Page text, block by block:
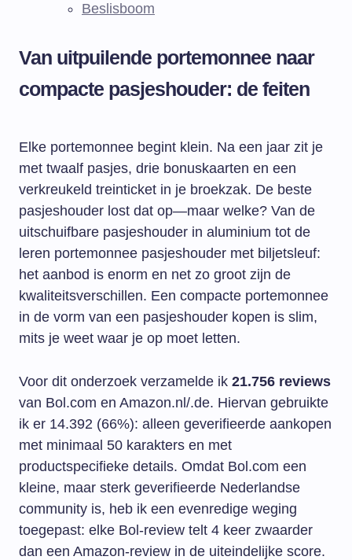
Beslisboom
Van uitpuilende portemonnee naar
compacte pasjeshouder: de feiten
Elke portemonnee begint klein. Na een jaar zit je
met twaalf pasjes, drie bonuskaarten en een
verkreukeld treinticket in je broekzak. De beste
pasjeshouder lost dat op—maar welke? Van de
uitschuifbare pasjeshouder in aluminium tot de
leren portemonnee pasjeshouder met biljetsleuf:
het aanbod is enorm en net zo groot zijn de
kwaliteitsverschillen. Een compacte portemonnee
in de vorm van een pasjeshouder kopen is slim,
mits je weet waar je op moet letten.
Voor dit onderzoek verzamelde ik 21.756 reviews
van Bol.com en Amazon.nl/.de. Hiervan gebruikte
ik er 14.392 (66%): alleen geverifieerde aankopen
met minimaal 50 karakters en met
productspecifieke details. Omdat Bol.com een
kleine, maar sterk geverifieerde Nederlandse
community is, heb ik een evenredige weging
toegepast: elke Bol-review telt 4 keer zwaarder
dan een Amazon-review in de uiteindelijke score.